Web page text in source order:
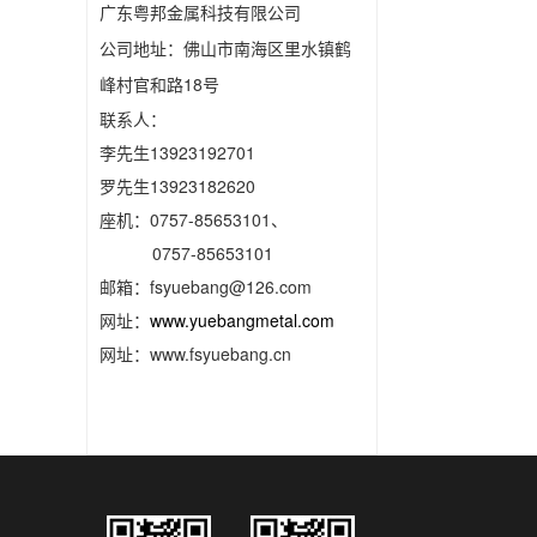
广东粤邦金属科技有限公司
公司地址：佛山市南海区里水镇鹤
峰村官和路18号
联系人：
李先生13923192701
罗先生13923182620
座机：0757-85653101、
0757-85653101
邮箱：fsyuebang@126.com
网址： www.yuebangmetal.com
网址：www.fsyuebang.cn